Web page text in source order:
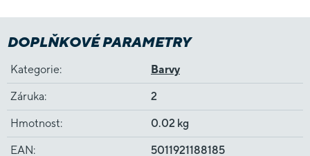
DOPLŇKOVÉ PARAMETRY
Kategorie: Barvy
Záruka: 2
Hmotnost: 0.02 kg
EAN: 5011921188185